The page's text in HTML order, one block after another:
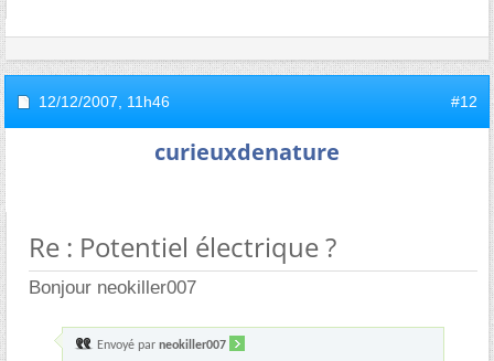
12/12/2007, 11h46 #12
curieuxdenature
Re : Potentiel électrique ?
Bonjour neokiller007
Envoyé par neokiller007